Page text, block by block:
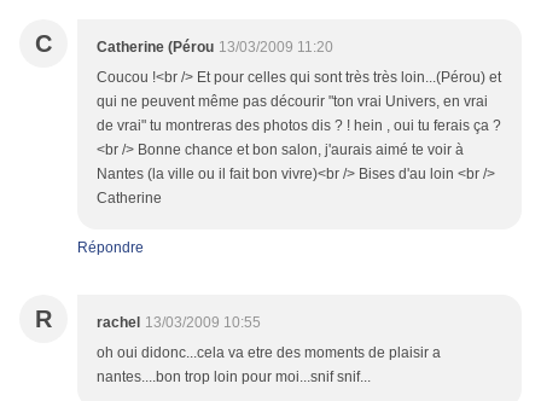
C Catherine (Pérou 13/03/2009 11:20
Coucou !<br /> Et pour celles qui sont très très loin...(Pérou) et
qui ne peuvent même pas décourir "ton vrai Univers, en vrai
de vrai" tu montreras des photos dis ? ! hein , oui tu ferais ça ?
<br /> Bonne chance et bon salon, j'aurais aimé te voir à
Nantes (la ville ou il fait bon vivre)<br /> Bises d'au loin <br />
Catherine
Répondre
R rachel 13/03/2009 10:55
oh oui didonc...cela va etre des moments de plaisir a
nantes....bon trop loin pour moi...snif snif...